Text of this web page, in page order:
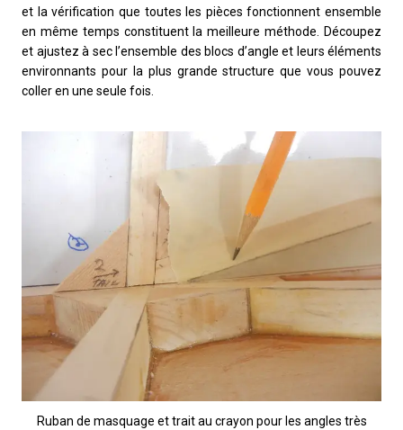
et la vérification que toutes les pièces fonctionnent ensemble
en même temps constituent la meilleure méthode. Découpez
et ajustez à sec l’ensemble des blocs d’angle et leurs éléments
environnants pour la plus grande structure que vous pouvez
coller en une seule fois.
Ruban de masquage et trait au crayon pour les angles très